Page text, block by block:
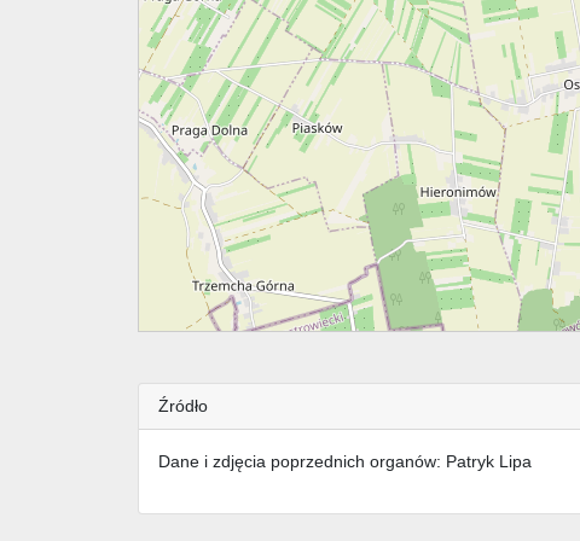
Źródło
Dane i zdjęcia poprzednich organów: Patryk Lipa